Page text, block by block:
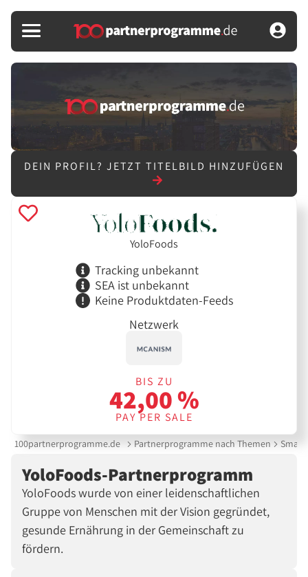
DEIN PROFIL? JETZT TITELBILD HINZUFÜGEN
YoloFoods
Tracking unbekannt
SEA ist unbekannt
Keine Produktdaten-Feeds
Netzwerk
BIS ZU
42,00 %
PAY PER SALE
100partnerprogramme.de Partnerprogramme nach Themen
YoloFoods-Partnerprogramm
YoloFoods wurde von einer leidenschaftlichen
Gruppe von Menschen mit der Vision gegründet,
gesunde Ernährung in der Gemeinschaft zu
fördern.